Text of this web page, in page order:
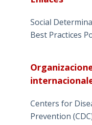
Social
Best Practices
Centers for
Prevention